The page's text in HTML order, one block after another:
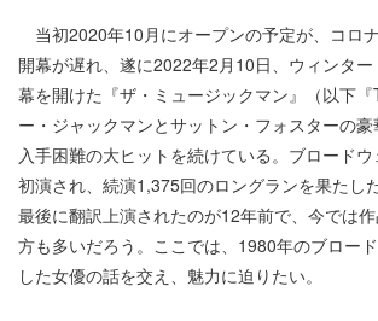
当初2020年10月にオープンの予定が、コロ
開幕が遅れ、遂に2022年2月10日、ウィンタ
幕を開けた『ザ・ミュージックマン』（以下
ー・ジャックマンとサットン・フォスターの豪
入手困難の大ヒットを続けている。ブロード
初演され、続演1,375回のロングランを果たし
最後に翻訳上演されたのが12年前で、今では
方も多いだろう。ここでは、1980年のブロー
した女優の話を交え、魅力に迫りたい。